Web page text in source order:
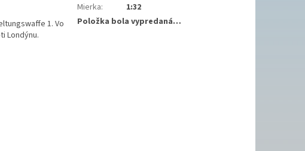
1. Vo
Londýnu.
Mierka:
1:32
Položka bola vypredaná…